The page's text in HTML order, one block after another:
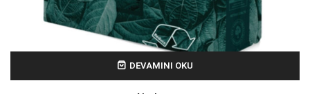
DEVAMINI OKU